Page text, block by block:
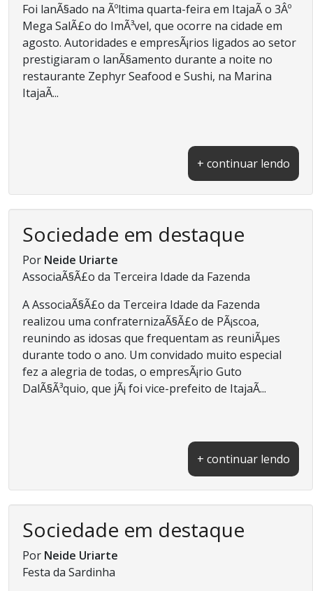
Foi lanÃ§ado na Ãºltima quarta-feira em ItajaÃ­ o 3Âº
Mega SalÃ£o do ImÃ³vel, que ocorre na cidade em
agosto. Autoridades e empresÃ¡rios ligados ao setor
prestigiaram o lanÃ§amento durante a noite no
restaurante Zephyr Seafood e Sushi, na Marina
ItajaÃ­...
+ continuar lendo
Sociedade em destaque
Por Neide Uriarte
AssociaÃ§Ã£o da Terceira Idade da Fazenda
A AssociaÃ§Ã£o da Terceira Idade da Fazenda
realizou uma confraternizaÃ§Ã£o de PÃ¡scoa,
reunindo as idosas que frequentam as reuniÃµes
durante todo o ano. Um convidado muito especial
fez a alegria de todas, o empresÃ¡rio Guto
DalÃ§Ã³quio, que jÃ¡ foi vice-prefeito de ItajaÃ­...
+ continuar lendo
Sociedade em destaque
Por Neide Uriarte
Festa da Sardinha